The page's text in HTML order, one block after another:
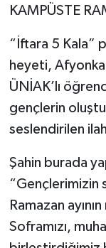
KAMPÜSTE
“İftara 5 Kala”
heyeti,
ÜNİAK’lı
gençlerin
seslendirilen
Şahin burada
“Gençlerimizin
Ramazan
Soframızı,